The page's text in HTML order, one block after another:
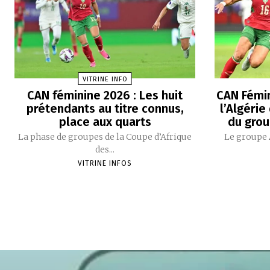
VITRINE INFO
CAN féminine 2026 : Les huit
prétendants au titre connus,
place aux quarts
La phase de groupes de la Coupe d’Afrique
des...
VITRINE INFOS
CAN
du
Le groupe